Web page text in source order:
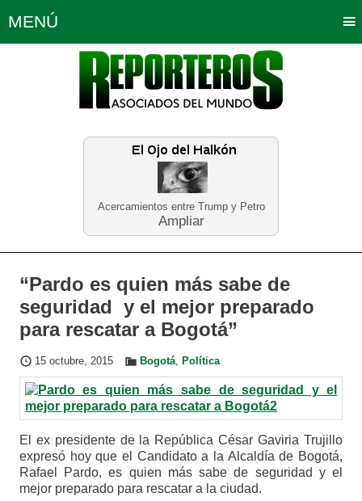
Acercamientos entre Trump y Petro
Ampliar
MENÚ
Política Opinión Bogotá
Planeta Tierra Deportes
Educación Neira
“Pardo es quien más sabe de
seguridad y el mejor preparado
para rescatar a Bogotá”
15 octubre, 2015 Bogotá, Política
El ex presidente de la República César Gaviria Trujillo
expresó hoy que el Candidato a la Alcaldía de Bogotá,
Rafael Pardo, es quien más sabe de seguridad y el
mejor preparado para rescatar a la ciudad.